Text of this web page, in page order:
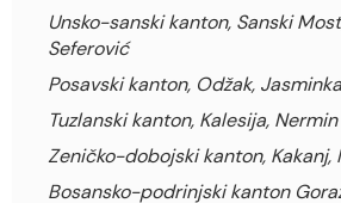
Unsko-sanski kanton, Sanski
Seferović
Posavski kanton, Odžak,
Tuzlanski kanton, Kalesija,
Zeničko-dobojski kanton,
Bosansko-podrinjski kanton